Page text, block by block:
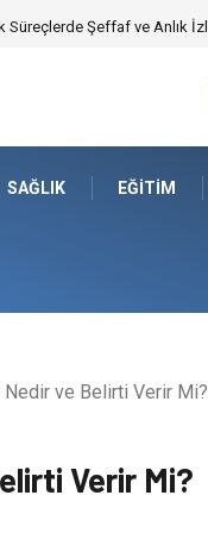
Nelerdir?
SAĞLIK EĞITIM
ve Belirti Verir Mi?
Verir Mi?